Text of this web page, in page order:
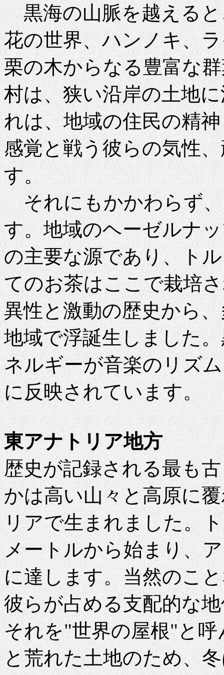
黒海の山脈を越えると
花の世界、ハンノキ、
栗の木からなる豊富な
村は、狭い沿岸の土地
れは、地域の住民の精
感覚と戦う彼らの気性
す。
それにもかかわらず、
す。地域のヘーゼルナ
の主要な源であり、ト
てのお茶はここで栽培
異性と激動の歴史から
地域で浮誕生しました
ネルギーが音楽のリズ
に反映されています。
東アナトリア地方
歴史が記録される最も
かは高い山々と高原に
リアで生まれました。
メートルから始まり、
に達します。当然のこ
彼らが占める支配的な
それを"世界の屋根"と
と荒れた土地のため、